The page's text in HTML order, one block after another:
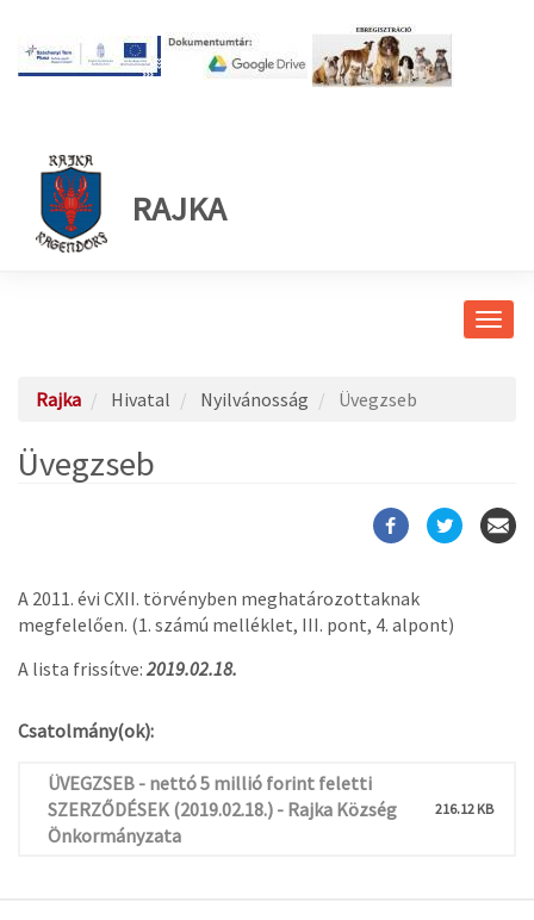
RAJKA
Rajka Hivatal Nyilvánosság Üvegzseb
Üvegzseb
A 2011. évi CXII. törvényben meghatározottaknak
megfelelően. (1. számú melléklet, III. pont, 4. alpont)
A lista frissítve: 2019.02.18.
Csatolmány(ok):
ÜVEGZSEB - nettó 5 millió forint feletti
SZERZŐDÉSEK (2019.02.18.) - Rajka Község
Önkormányzata
216.12 KB